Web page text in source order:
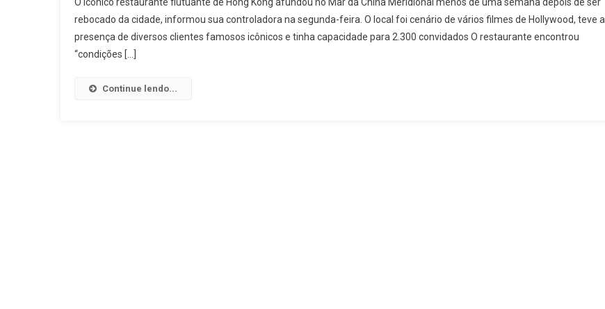
#RESTAURANTE
Flutuante
De
rebocado da cidade, informou sua controladora na segunda-feira. O local foi cenário de vários filmes de Hollywood, teve a
presença de diversos clientes famosos icônicos e tinha capacidade para 2.300 convidados O restaurante encontrou
“condições […]
Continue lendo...